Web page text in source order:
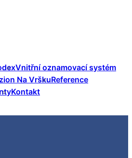
Vnitřní oznamovací systém
Na VrškuReference
Kontakt